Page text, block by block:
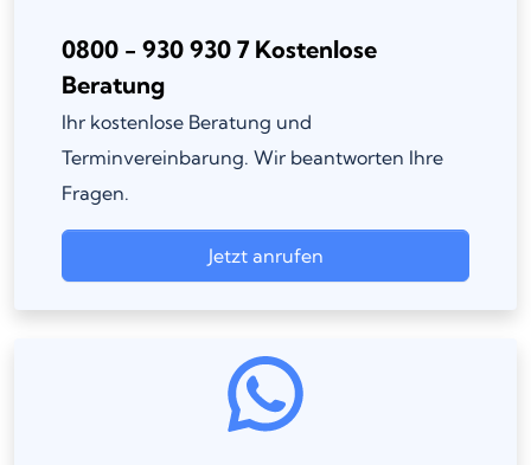
0800 - 930 930 7 Kostenlose
Beratung
Ihr kostenlose Beratung und
Terminvereinbarung. Wir beantworten Ihre
Fragen.
Jetzt anrufen